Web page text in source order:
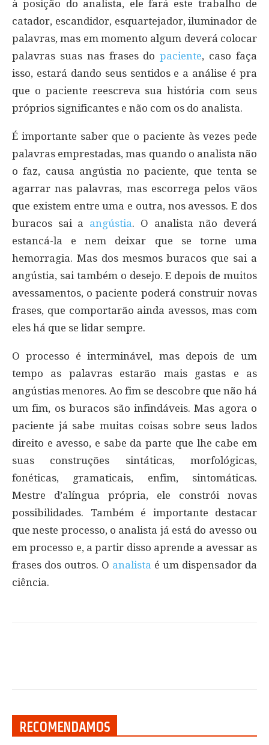
à posição do analista, ele fará este trabalho de
catador, escandidor, esquartejador, iluminador de
palavras, mas em momento algum deverá colocar
palavras suas nas frases dopaciente, caso faça
isso, estará dando seus sentidos e a análise é pra
que o paciente reescreva sua história com seus
próprios significantes e não com os do analista.
É importante saber que o paciente às vezes pede
palavras emprestadas, mas quando o analista não
o faz, causa angústia no paciente, que tenta se
agarrar nas palavras, mas escorrega pelos vãos
que existem entre uma e outra, nos avessos. E dos
buracos sai a angústia. O analista não deverá
estancá-la e nem deixar que se torne uma
hemorragia. Mas dos mesmos buracos que sai a
angústia, sai também o desejo. E depois de muitos
avessamentos, o paciente poderá construir novas
frases, que comportarão ainda avessos, mas com
eles há que se lidar sempre.
O processo é interminável, mas depois de um
tempo as palavras estarão mais gastas e as
angústias menores. Ao fim se descobre que não há
um fim, os buracos são infindáveis. Mas agora o
paciente já sabe muitas coisas sobre seus lados
direito e avesso, e sabe da parte que lhe cabe em
suas construções sintáticas, morfológicas,
fonéticas, gramaticais, enfim, sintomáticas.
Mestre d’alíngua própria, ele constrói novas
possibilidades. Também é importante destacar
que neste processo, o analista já está do avesso ou
em processo e, a partir disso aprende a avessar as
frases dos outros. O analista é um dispensador da
ciência.
RECOMENDAMOS